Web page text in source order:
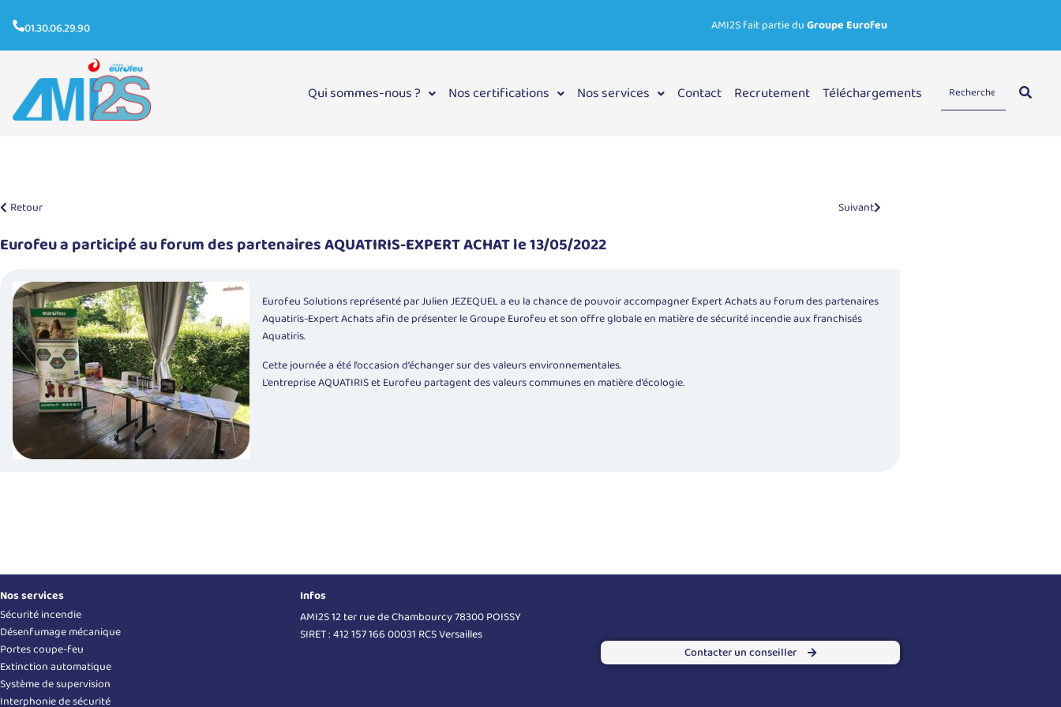
01.30.06.29.90 AMI2S fait partie duGroupe Eurofeu
Qui sommes-nous ? Nos certifications Nos services Contact Recrutement Téléchargements
Retour Suivant
Eurofeu a participé au forum des partenaires AQUATIRIS-EXPERT ACHAT le 13/05/2022
Eurofeu Solutions représenté parJulien JEZEQUELa eu la chance de pouvoir accompagnerExpert Achatsau forum des partenaires
Aquatiris-Expert Achats afin de présenter le Groupe Eurofeu et son offre globale en matière de sécurité incendie aux franchisés
Aquatiris.
Cette journée a été l’occasion d’échanger sur des valeurs environnementales.
L’entrepriseAQUATIRISet Eurofeu partagent des valeurs communes en matière d’écologie.
Nos services
Sécurité incendie
Désenfumage mécanique
Portes coupe-feu
Extinction automatique
Système de supervision
Interphonie de sécurité
Infos
AMI2S 12 ter rue de Chambourcy 78300 POISSY
SIRET : 412 157 166 00031 RCS Versailles
Contacter un conseiller